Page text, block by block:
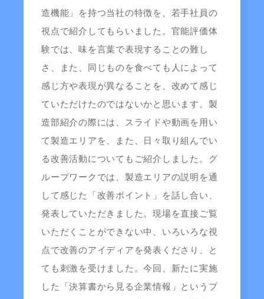
造機能」を持つ当社の特徴を、若手社員の
視点で紹介してもらいました。官能評価体
験では、味を言葉で表現することの難し
さ、また、同じものを食べても人によって
感じ方や表現が異なることを、改めて感じ
ていただけたのではないかと思います。製
造部紹介の際には、スライドや動画を用い
て製造エリアを、また、日々取り組んでい
る改善活動についてもご紹介しました。グ
ループワークでは、製造エリアの説明を通
して感じた「改善ポイント」を話し合い、
発表していただきました。現場を直接ご覧
いただくことができない中、いろいろな視
点で改善のアイディアを発表くださり、と
ても刺激を受けました。今回、新たに実施
した「決算書から見る企業情報」というプ